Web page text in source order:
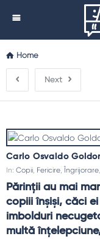
Home
Next
Carlo Osvaldo
In: Copii Fericire Îngrijorare
Părinţii au mai
copiii înşişi, căci
imbolduri
multă